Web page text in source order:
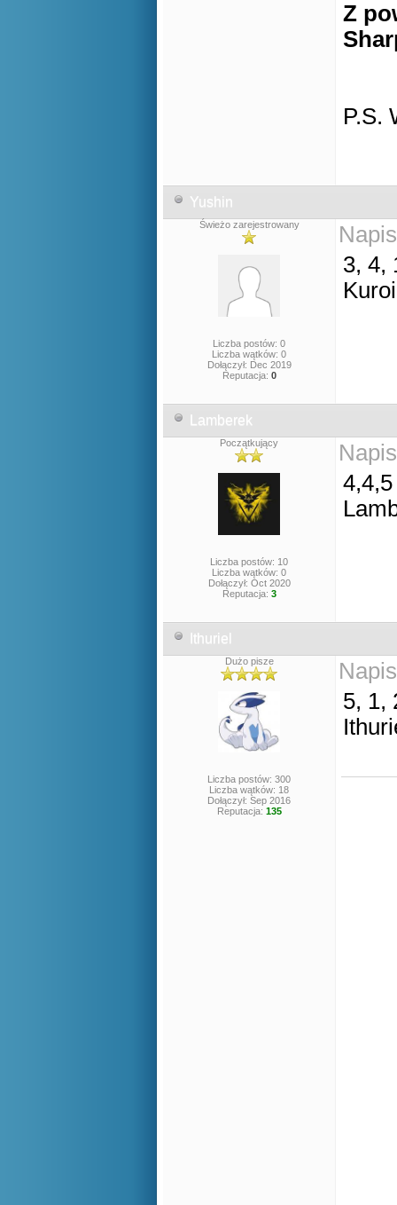
Z
P.S.
Yushin
Świeżo zarejestrowany
Liczba postów: 0
Liczba wątków: 0
Dołączył: Dec 2019
Reputacja: 0
3, 4,
Lamberek
Początkujący
Liczba postów: 10
Liczba wątków: 0
Dołączył: Oct 2020
Reputacja: 3
4,4,5
Ithuriel
Dużo pisze
Liczba postów: 300
Liczba wątków: 18
Dołączył: Sep 2016
Reputacja: 135
5, 1,